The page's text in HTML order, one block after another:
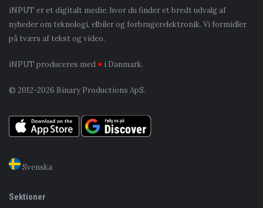
iNPUT er et digitalt medie, hvor du finder et bredt udvalg af
nyheder om teknologi, elbiler og forbrugerelektronik. Vi formidler
på tværs af tekst og video.
iNPUT produceres med♥ i Danmark.
© 2012-2026 Binary Productions ApS.
Svenska
Sektioner